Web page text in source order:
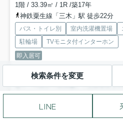
1階 / 33.39㎡ / 1R /築17年
神鉄粟生線「三木」駅 徒歩22分
バス・トイレ別 室内洗濯機置場
駐輪場
TVモニタ付インターホン
即入居可
神戸市垂水区・三木市の賃貸はホーム
せ！「ベルクール大塚」：三木市エリ
と見る
検索条件を変更
LINE